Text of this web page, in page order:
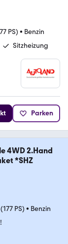
PS) • Benzin
Sitzheizung
Parken
4WD 2.Hand
*SHZ
PS) • Benzin